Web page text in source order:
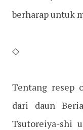
berharap untuk
◇
Tentang resep
dari daun
Tsutoreiya-shi